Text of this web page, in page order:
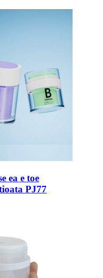
ea e toe
PJ77